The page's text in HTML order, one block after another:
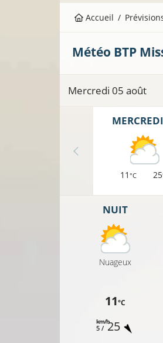
Accueil
Météo BTP
Mercredi 05 août
11 °C 25
NUIT
Nuageux
11°C
5 /
km/h25
16°C